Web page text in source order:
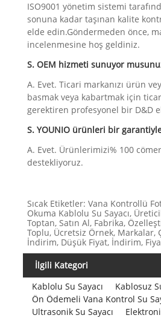
ISO9001 yönetim sistemi
sonuna kadar taşınan kalite
elde edin.Göndermeden önce,
incelenmesine hoş geldiniz.
S. OEM hizmeti sunuyor
A. Evet. Ticari markanızı ürün
basmak veya kabartmak için
gerektiren profesyonel bir D&D
S. YOUNIO ürünleri bir
A. Evet. Ürünlerimizi% 100
destekliyoruz.
Sıcak Etiketler: Vana Kontrollü
Okuma Kablolu Su Sayacı,
Toptan, Satın Al, Fabrika,
Toplu, Ücretsiz Örnek, Markalar,
İndirim, Düşük Fiyat, İndirim,
İlgili Kategori
Kablolu Su Sayacı
Kablosuz
Ön Ödemeli Vana Kontrol Su
Ultrasonik Su Sayacı